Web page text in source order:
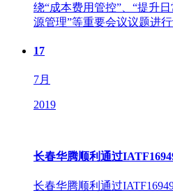
绕“成本费用管控”、“提升
源管理”等重要会议议题进
17
7月
2019
长春华腾顺利通过
长春华腾顺利通过